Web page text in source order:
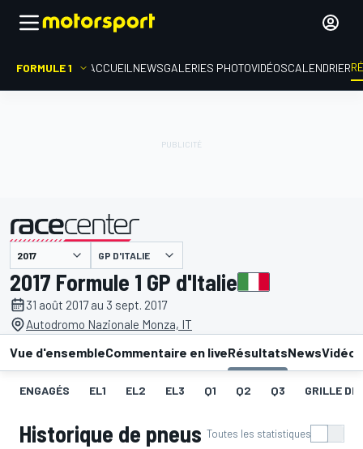
FORMULE 1 ACCUEIL NEWSGALERIES PHOTOVIDÉOSCALENDRIER
présenté par GP D'ITALIE
2017 Formule 1 GP d'Italie
31 août 2017 au 3 sept. 2017
Autodromo Nazionale Monza, IT
Vue d'ensembleCommentaire en liveRésultatsNewsVidéos
ENGAGÉS EL1 EL2 EL3 Q1 Q2 Q3 GRILLE DE
Historique de pneus Toutes les statistiques